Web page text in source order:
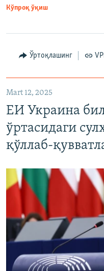
Кўпроқ ўқиш
Ўртоқлашинг
Mart 12, 2025
ЕИ Украина
ўртасидаги
қўллаб-